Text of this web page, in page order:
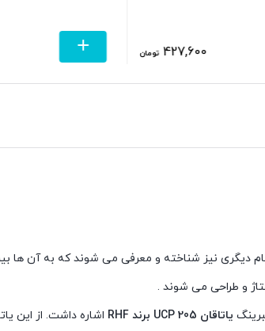
427,600 تومان
نام دیگری نیز شناخته و معرفی می شوند که به آن ها
و طراحی می شوند .
یاتاقان UCP 205 برند RHF
اشاره داشت. از این